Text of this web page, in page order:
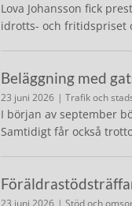
Lova Johansson fick
idrotts- och fritidspriset
Beläggning med
23 juni 2026 | Trafik och
I början av september
Samtidigt får också
23 juni 2026 | Stöd och